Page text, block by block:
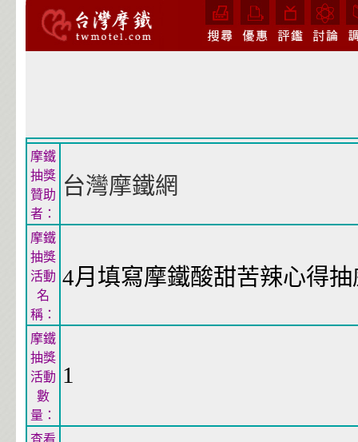
摩鐵
抽獎
贊助
者：
台灣摩鐵網
摩鐵
抽獎
活動
名
稱：
4月填寫摩鐵酸甜苦辣心得
摩鐵
抽獎
活動
數
量：
1
查看